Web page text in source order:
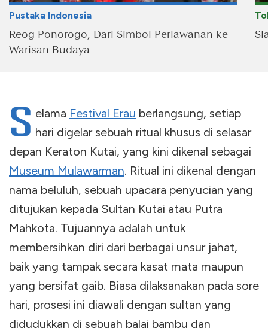
Pustaka Indonesia
Reog Ponorogo, Dari Simbol Perlawanan ke
Warisan Budaya
S elama Festival Erau berlangsung, setiap
hari digelar sebuah ritual khusus di selasar
depan Keraton Kutai, yang kini dikenal sebagai
Museum Mulawarman. Ritual ini dikenal dengan
nama beluluh, sebuah upacara penyucian yang
ditujukan kepada Sultan Kutai atau Putra
Mahkota. Tujuannya adalah untuk
membersihkan diri dari berbagai unsur jahat,
baik yang tampak secara kasat mata maupun
yang bersifat gaib. Biasa dilaksanakan pada sore
hari, prosesi ini diawali dengan sultan yang
didudukkan di sebuah balai bambu dan